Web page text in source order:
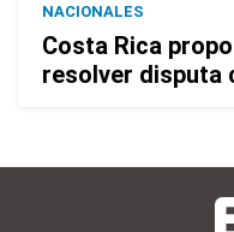
NACIONALES
Costa Rica
resolver disputa